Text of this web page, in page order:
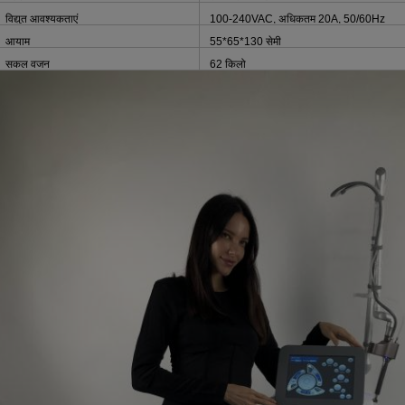
विद्युत आवश्यकताएं
100-240VAC, अधिकतम 20A, 50/60Hz
आयाम
55*65*130 सेमी
सकल वजन
62 किलो